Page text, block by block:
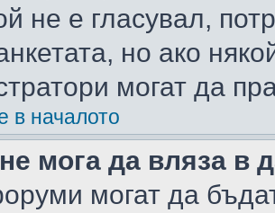
не е гласувал,
но ако
могат да
в началото
мога да вляза в
могат да